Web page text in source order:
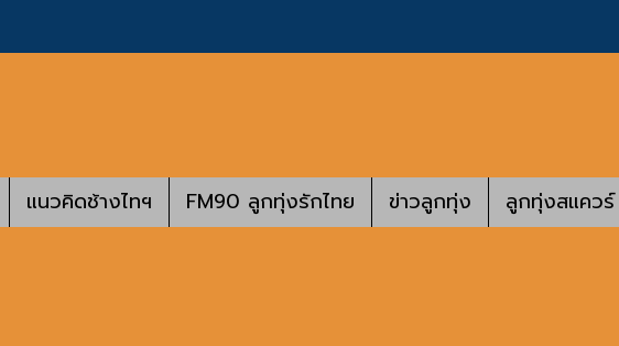
แนวคิดช้างไทฯ FM90 ลูกทุ่งรักไทย ข่าวลูกทุ่ง ลูกทุ่งสแควร์